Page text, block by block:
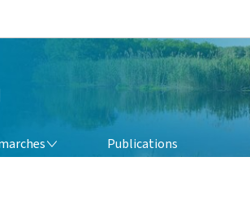
Publications